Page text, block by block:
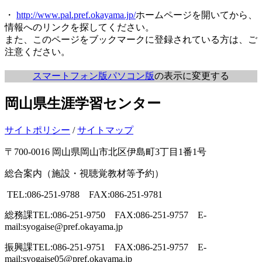
・ http://www.pal.pref.okayama.jp/ホームページを開いてから、
情報へのリンクを探してください。
また、このページをブックマークに登録されている方は、ご
注意ください。
スマートフォン版パソコン版の表示に変更する
岡山県生涯学習センター
サイトポリシー /サイトマップ
〒700-0016 岡山県岡山市北区伊島町3丁目1番1号
総合案内（施設・視聴覚教材等予約）
TEL:086-251-9788 FAX:086-251-9781
総務課TEL:086-251-9750 FAX:086-251-9757 E-
mail:syogaise@pref.okayama.jp
振興課TEL:086-251-9751 FAX:086-251-9757 E-
mail:syogaise05@pref.okayama.jp